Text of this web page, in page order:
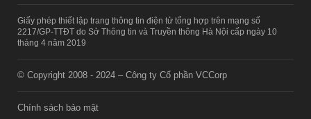
Giấy phép thiết lập trang thông tin điện tử tổng hợp trên mạng số
2217/GP-TTĐT do Sở Thông tin và Truyền thông Hà Nội cấp ngày 10
tháng 4 năm 2019
© Copyright 2008 - 2024 – Công ty Cổ phần VCCorp
Chính sách bảo mật